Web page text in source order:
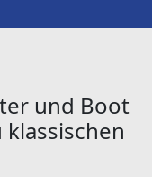
und Boot